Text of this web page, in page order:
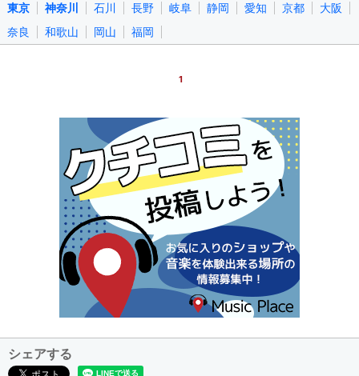
東京
神奈川 石川 長野 岐阜 静岡 愛知 京都
大阪
奈良
和歌山 岡山 福岡
1
シェアする